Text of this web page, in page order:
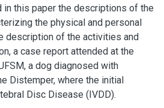
in this paper the descriptions of the
the physical and personal
description of the activities and
a case report attended at the
a dog diagnosed with
Distemper, where the initial
Disc Disease (IVDD).